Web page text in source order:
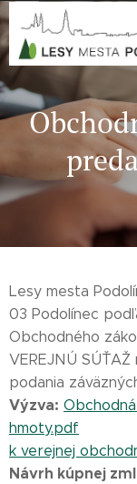
Lesy mesta
03 Podolínec
Obchodného
VEREJNÚ
podania
Výzva:
hmoty.pdf
k verejnej
Návrh kúpnej